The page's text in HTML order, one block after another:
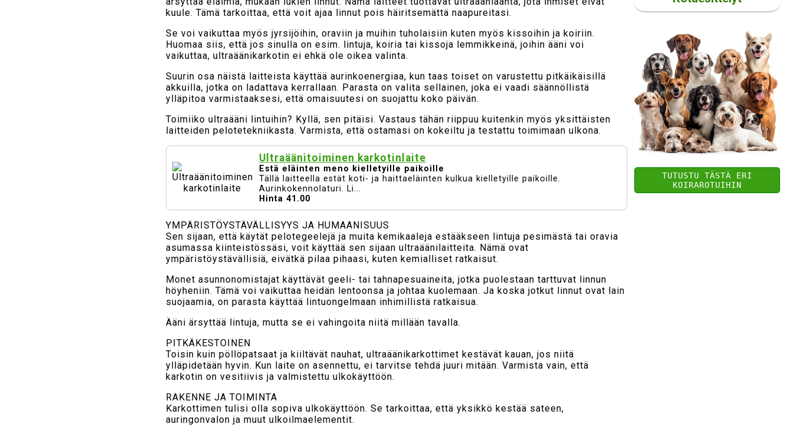
kuule. Tämä tarkoittaa, että voit ajaa linnut pois häiritsemättä naapureitasi.
Se voi vaikuttaa myös jyrsijöihin, oraviin ja muihin tuholaisiin kuten myös kissoihin ja koiriin.
Huomaa siis, että jos sinulla on esim. lintuja, koiria tai kissoja lemmikkeinä, joihin ääni voi
vaikuttaa, ultraäänikarkotin ei ehkä ole oikea valinta.
Suurin osa näistä laitteista käyttää aurinkoenergiaa, kun taas toiset on varustettu pitkäikäisillä
akkuilla, jotka on ladattava kerrallaan. Parasta on valita sellainen, joka ei vaadi säännöllistä
ylläpitoa varmistaaksesi, että omaisuutesi on suojattu koko päivän.
Toimiiko ultraääni lintuihin? Kyllä, sen pitäisi. Vastaus tähän riippuu kuitenkin myös yksittäisten
laitteiden pelotetekniikasta. Varmista, että ostamasi on kokeiltu ja testattu toimimaan ulkona.
Ultraäänitoiminen karkotinlaite
Estä eläinten meno kielletyille paikoille
Tällä laitteella estät koti- ja haittaeläinten kulkua kielletyille paikoille.
Aurinkokennolaturi. Li...
Hinta 41.00
YMPÄRISTÖYSTÄVÄLLISYYS JA HUMAANISUUS
Sen sijaan, että käytät pelotegeelejä ja muita kemikaaleja estääkseen lintuja pesimästä tai oravia
asumassa kiinteistössäsi, voit käyttää sen sijaan ultraäänilaitteita. Nämä ovat
ympäristöystävällisiä, eivätkä pilaa pihaasi, kuten kemialliset ratkaisut.
Monet asunnonomistajat käyttävät geeli- tai tahnapesuaineita, jotka puolestaan ​​tarttuvat linnun
höyheniin. Tämä voi vaikuttaa heidän lentoonsa ja johtaa kuolemaan. Ja koska jotkut linnut ovat lain
suojaamia, on parasta käyttää lintuongelmaan inhimillistä ratkaisua.
Ääni ärsyttää lintuja, mutta se ei vahingoita niitä millään tavalla.
PITKÄKESTOINEN
Toisin kuin pöllöpatsaat ja kiiltävät nauhat, ultraäänikarkottimet kestävät kauan, jos niitä
ylläpidetään hyvin. Kun laite on asennettu, ei tarvitse tehdä juuri mitään. Varmista vain, että
karkotin on vesitiivis ja valmistettu ulkokäyttöön.
RAKENNE JA TOIMINTA
Karkottimen tulisi olla sopiva ulkokäyttöön. Se tarkoittaa, että yksikkö kestää sateen,
auringonvalon ja muut ulkoilmaelementit.
Huipputarjous Sinulle!
Haluatko saada tämän kätevän pohjavillaharjanpuoleen
hintaan(vain 4.75 euroa) ostosi yhteydessä?
TUTUSTU TÄSTÄ ERI
KOIRAROTUIHIN